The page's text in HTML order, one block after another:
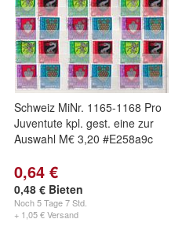
Schweiz MiNr. 1165-1168 Pro
Juventute kpl. gest. eine zur
Auswahl M€ 3,20 #E258a9c
0,64 €
0,48 € Bieten
Noch5 Tage 7 Std.
+ 1,05 € Versand